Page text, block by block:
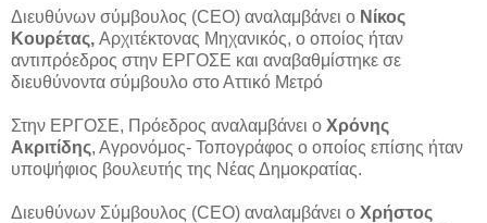
Διευθύνων σύμβουλος (CEO) αναλαμβάνει ο Νίκος
Κουρέτας, Αρχιτέκτονας Μηχανικός, ο οποίος ήταν
αντιπρόεδρος στην ΕΡΓΟΣΕ και αναβαθμίστηκε σε
διευθύνοντα σύμβουλο στο Αττικό Μετρό
Στην ΕΡΓΟΣΕ, Πρόεδρος αναλαμβάνει ο Χρόνης
Ακριτίδης, Αγρονόμος- Τοπογράφος ο οποίος επίσης ήταν
υποψήφιος βουλευτής της Νέας Δημοκρατίας.
Διευθύνων Σύμβουλος (CEO) αναλαμβάνει ο Χρήστος